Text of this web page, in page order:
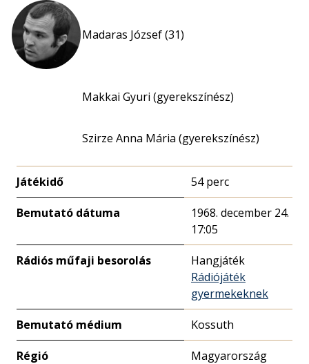
Madaras József (31)
Makkai Gyuri (gyerekszínész)
Szirze Anna Mária (gyerekszínész)
Játékidő 54 perc
Bemutató dátuma
1968. december 24.
17:05
Rádiós műfaji besorolás
Hangjáték
Rádiójáték
gyermekeknek
Bemutató médium Kossuth
Régió
Magyarország